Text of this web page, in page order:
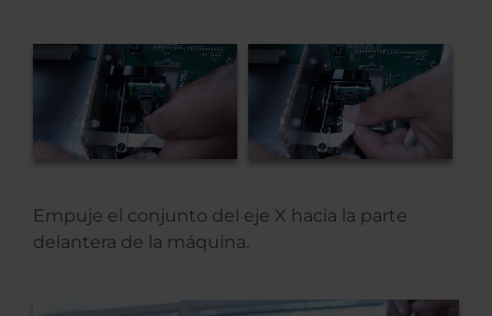
Empuje el conjunto del eje X hacia la parte
delantera de la máquina.